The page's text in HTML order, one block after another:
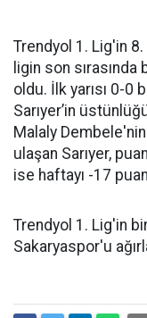
Trendyol 1. Lig'in
ligin son
oldu. İlk yarısı 0-0
Sarıyer’in
Malaly
ulaşan Sarıyer,
ise haftayı -17
Trendyol 1. Lig'in
Sakaryaspor'u